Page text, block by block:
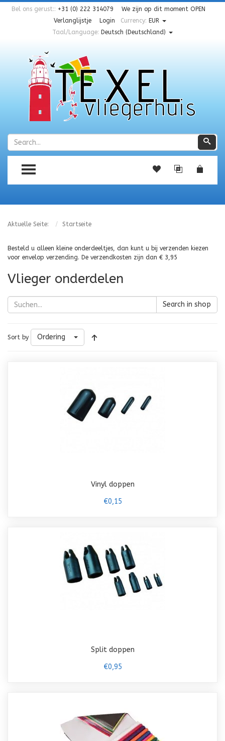
Bel ons gerust:: +31 (0) 222 314079 We zijn op dit moment OPEN
Verlanglijstje
Login Currency: EUR
Taal/Language: Deutsch (Deutschland)
Zoeken
TOGGLE MENU
Aktuelle Seite: Startseite
Besteld u alleen kleine onderdeeltjes, dan kunt u bij verzenden kiezen
voor envelop verzending. De verzendkosten zijn dan € 3,95
Vlieger onderdelen
Search in shop
Sort by Ordering
Vinyl doppen
€0,15
Split doppen
€0,95